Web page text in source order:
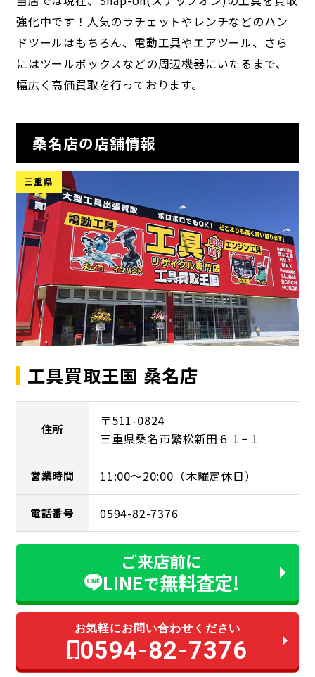
強化中です！人気のラチェットやレンチなどのハン
ドツールはもちろん、電動工具やエアツール、さら
にはツールボックスなどの周辺機器にいたるまで、
幅広く高価買取を行っております。
桑名店の店舗情報
三重県
工具買取王国 桑名店
住所
〒511-0824
三重県桑名市繁松新田６１−１
営業時間 11:00～20:00（木曜定休日）
電話番号 0594-82-7376
ご来店前に
LINEで無料査定!
お気軽にお問い合わせください
0594-82-7376